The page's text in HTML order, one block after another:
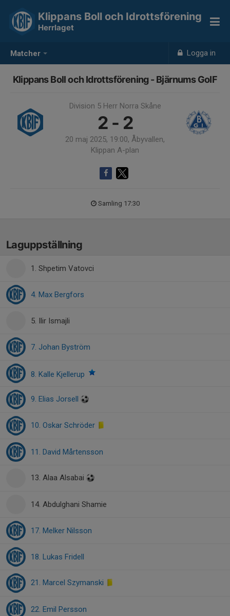
Matcher Logga in
Klippans Boll och Idrottsförening
Herrlaget
Klippans Boll och Idrottsförening - Bjärnums GoIF
Division 5 Herr Norra Skåne
2 - 2
20 maj 2025, 19:00, Åbyvallen,
Klippan A-plan
Samling 17:30
Laguppställning
1. Shpetim Vatovci
4. Max Bergfors
5. Ilir Ismajli
7. Johan Byström
8. Kalle Kjellerup
9. Elias Jorsell
10. Oskar Schröder
11. David Mårtensson
13. Alaa Alsabai
14. Abdulghani Shamie
17. Melker Nilsson
18. Lukas Fridell
21. Marcel Szymanski
22. Emil Persson